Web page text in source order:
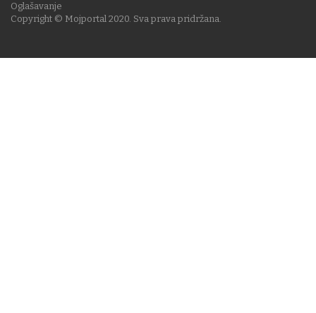
Copyright © Mojportal 2020. Sva prava pridržana.
Oglašavanje